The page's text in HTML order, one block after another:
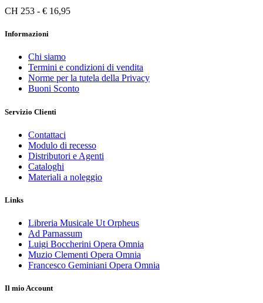
CH 253 - € 16,95
Informazioni
Chi siamo
Termini e condizioni di vendita
Norme per la tutela della Privacy
Buoni Sconto
Servizio Clienti
Contattaci
Modulo di recesso
Distributori e Agenti
Cataloghi
Materiali a noleggio
Links
Libreria Musicale Ut Orpheus
Ad Parnassum
Luigi Boccherini Opera Omnia
Muzio Clementi Opera Omnia
Francesco Geminiani Opera Omnia
Il mio Account